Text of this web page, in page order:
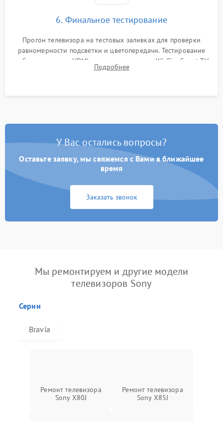
6. Финальное тестирование
Прогон телевизора на тестовых заливках для проверки
равномерности подсветки и цветопередачи. Тестирование
работы разъемов HDMI, динамиков, модуля Wi-Fi и Smart TV
в рабочем режиме в течение нескольких часов.
Подробнее
У Вас остались вопросы?
Оставьте заявку, мы свяжемся с Вами в ближайшее
время
Заказать звонок
Мы ремонтируем и другие модели
телевизоров Sony
Серии
Bravia
Ремонт телевизора
Sony X80J
Ремонт телевизора
Sony X85J